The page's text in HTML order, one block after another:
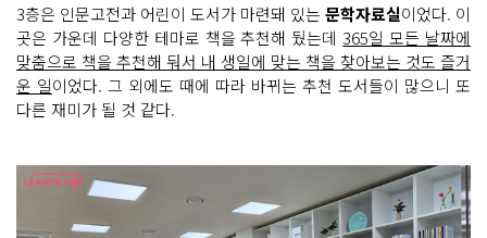
3층은 인문고전과 어린이 도서가 마련돼 있는 문학자료실이었다. 이
곳은 가운데 다양한 테마로 책을 추천해 뒀는데365일 모든 날짜에
맞춤으로 책을 추천해 둬서 내 생일에 맞는 책을 찾아보는 것도 즐거
운 일이었다. 그 외에도 때에 따라 바뀌는 추천 도서들이 많으니 또
다른 재미가 될 것 같다.